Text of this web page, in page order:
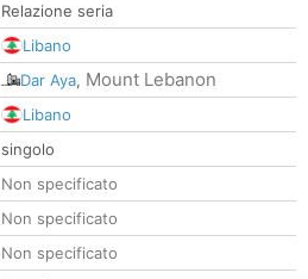
Relazione seria
Libano
Dar Aya, Mount Lebanon
Libano
singolo
Non specificato
Non specificato
Non specificato